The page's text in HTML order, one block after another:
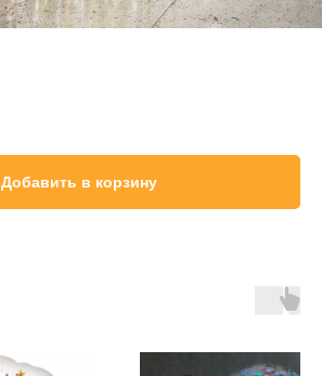
Добавить в корзину